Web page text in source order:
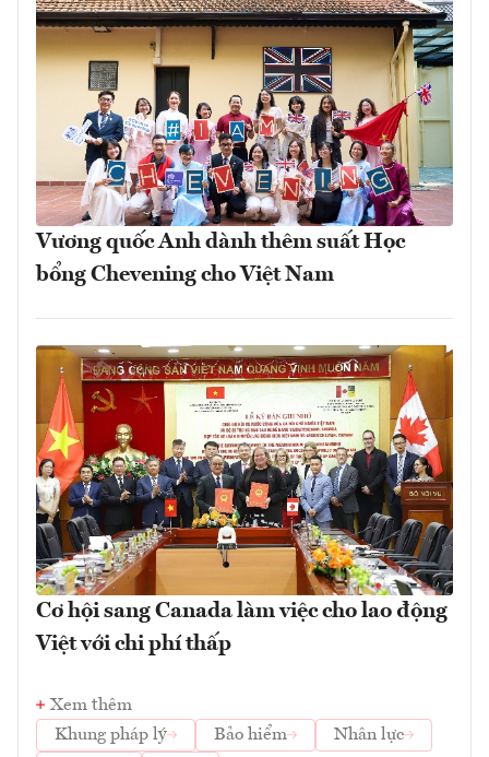
Vương quốc Anh dành thêm suất Học
bổng Chevening cho Việt Nam
Cơ hội sang Canada làm việc cho lao động
Việt với chi phí thấp
Xem thêm
Khung pháp lý
Bảo hiểm
Nhân lực